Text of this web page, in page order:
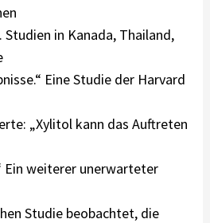
in Kanada, Thailand,
Eine Studie der Harvard
„Xylitol kann das Auftreten
Ein weiterer unerwarteter
Studie beobachtet, die